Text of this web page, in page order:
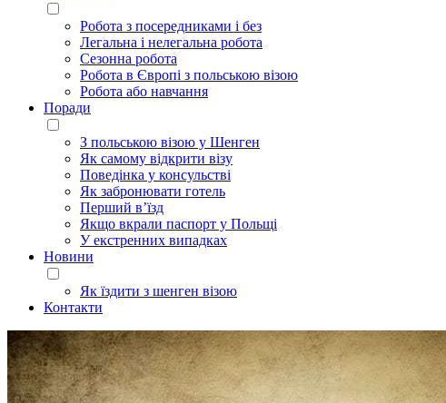
Робота з посередниками і без
Легальна і нелегальна робота
Сезонна робота
Робота в Європі з польською візою
Робота або навчання
Поради
З польською візою у Шенген
Як самому відкрити візу
Поведінка у консульстві
Як забронювати готель
Перший в’їзд
Якщо вкрали паспорт у Польщі
У екстренних випадках
Новини
Як їздити з шенген візою
Контакти